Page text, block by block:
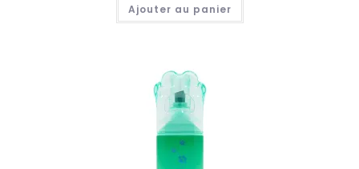
Ajouter au panier